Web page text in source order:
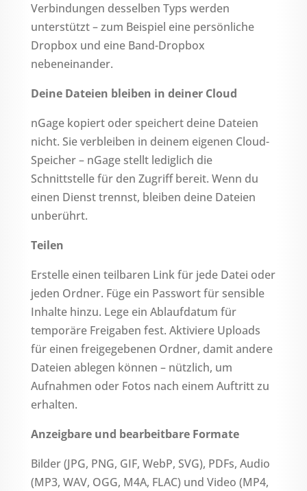
Verbindungen desselben Typs werden
unterstützt – zum Beispiel eine persönliche
Dropbox und eine Band-Dropbox
nebeneinander.
Deine Dateien bleiben in deiner Cloud
nGage kopiert oder speichert deine Dateien
nicht. Sie verbleiben in deinem eigenen Cloud-
Speicher – nGage stellt lediglich die
Schnittstelle für den Zugriff bereit. Wenn du
einen Dienst trennst, bleiben deine Dateien
unberührt.
Teilen
Erstelle einen teilbaren Link für jede Datei oder
jeden Ordner. Füge ein Passwort für sensible
Inhalte hinzu. Lege ein Ablaufdatum für
temporäre Freigaben fest. Aktiviere Uploads
für einen freigegebenen Ordner, damit andere
Dateien ablegen können – nützlich, um
Aufnahmen oder Fotos nach einem Auftritt zu
erhalten.
Anzeigbare und bearbeitbare Formate
Bilder (JPG, PNG, GIF, WebP, SVG), PDFs, Audio
(MP3, WAV, OGG, M4A, FLAC) und Video (MP4,